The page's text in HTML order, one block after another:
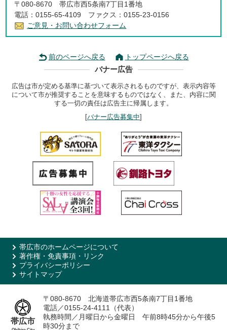
〒080-8670 帯広市西5条南7丁目1番地
電話：0155-65-4109 ファクス：0155-23-0156
ご意見・お問い合わせフォーム
前のページへ戻る トップページへ戻る
バナー広告
広告は市が定める基準に基づいて表示されるものですが、表示内容等
について市が推奨することを意味するものではなく、また、内容に関
する一切の責任は広告主に帰属します。
[バナー広告募集中]
帯広市のホームページについて
著作権・免責事項・リンク
プライバシーポリシー
サイトマップ
帯広市
〒080-8670 北海道帯広市西5条南7丁目1番地
電話／0155-24-4111（代表）
執務時間／月曜日から金曜日 午前8時45分から午後5
時30分まで